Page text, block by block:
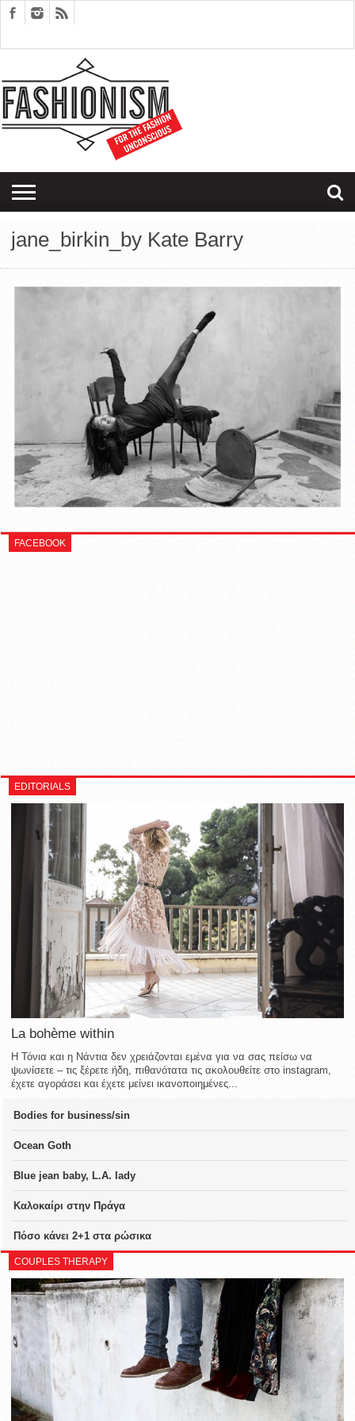
EDITORIALS
COUPLES
THERAPY
SARTORIAGRAM
jane_birkin_by Kate Barry
FACEBOOK
EDITORIALS
La bohème within
Η Τόνια και η Νάντια δεν χρειάζονται εμένα για να σας πείσω να
ψωνίσετε – τις ξέρετε ήδη, πιθανότατα τις ακολουθείτε στο instagram,
έχετε αγοράσει και έχετε μείνει ικανοποιημένες...
Bodies for business/sin
Ocean Goth
Blue jean baby, L.A. lady
Καλοκαίρι στην Πράγα
Πόσο κάνει 2+1 στα ρώσικα
COUPLES THERAPY